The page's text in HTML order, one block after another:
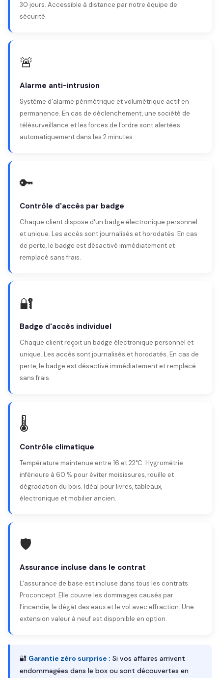
30 jours. Accessible à distance par notre équipe de
sécurité.
🚨
Alarme anti-intrusion
Système d'alarme périmétrique et volumétrique actif en
permanence. En cas de déclenchement, une société de
télésurveillance et les forces de l'ordre sont alertées
automatiquement dans les 2 minutes.
🔑
Contrôle d'accès par badge
Chaque client dispose d'un badge électronique personnel
et unique. Les accès sont journalisés et horodatés. En cas
de perte, le badge est désactivé immédiatement et
remplacé sans frais.
🔐
Badge d'accès individuel
Chaque client reçoit un badge électronique personnel et
unique. Les accès sont journalisés et horodatés. En cas de
perte, le badge est désactivé immédiatement et remplacé
sans frais.
🌡️
Contrôle climatique
Température maintenue entre 16 et 22°C. Hygrométrie
inférieure à 60 % pour éviter moisissures, rouille et
dégradation du bois. Idéal pour livres, tableaux,
électronique et mobilier ancien.
🛡️
Assurance incluse dans le contrat
L'assurance de base est incluse dans tous les contrats
Proconcept. Elle couvre les dommages causés par
l'incendie, le dégât des eaux et le vol avec effraction. Une
extension valeur à neuf est disponible en option.
🔐 Garantie zéro surprise : Si vos affaires arrivent
endommagées dans le box ou sont découvertes en